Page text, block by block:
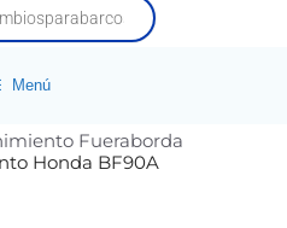
Menú
Fueraborda
Honda BF90A